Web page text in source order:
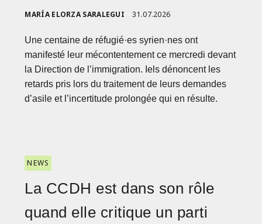
MARÍA ELORZA SARALEGUI 31.07.2026
Une centaine de réfugié·es syrien·nes ont
manifesté leur mécontentement ce mercredi devant
la Direction de l’immigration. Iels dénoncent les
retards pris lors du traitement de leurs demandes
d’asile et l’incertitude prolongée qui en résulte.
NEWS
La CCDH est dans son rôle
quand elle critique un parti